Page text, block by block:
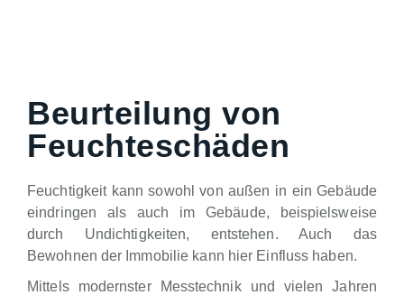
Beurteilung von
Feuchteschäden
Feuchtigkeit kann sowohl von außen in ein Gebäude
eindringen als auch im Gebäude, beispielsweise
durch Undichtigkeiten, entstehen. Auch das
Bewohnen der Immobilie kann hier Einfluss haben.
Mittels modernster Messtechnik und vielen Jahren